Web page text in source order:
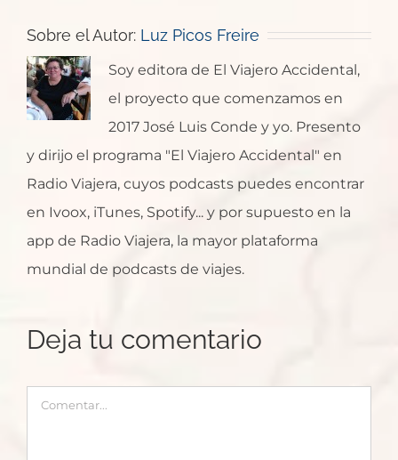
Sobre el Autor: Luz Picos Freire
Soy editora de El Viajero Accidental,
el proyecto que comenzamos en
2017 José Luis Conde y yo. Presento
y dirijo el programa "El Viajero Accidental" en
Radio Viajera, cuyos podcasts puedes encontrar
en Ivoox, iTunes, Spotify... y por supuesto en la
app de Radio Viajera, la mayor plataforma
mundial de podcasts de viajes.
Deja tu comentario
Comentar